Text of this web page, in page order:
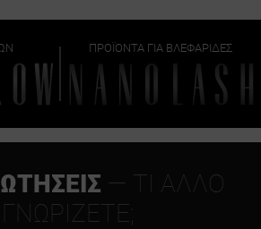
ΠΡΟΪΌΝΤΑ ΓΙΑ ΒΛΕΦΑΡΊΔΕΣ
— ΤΙ ΆΛΛΟ